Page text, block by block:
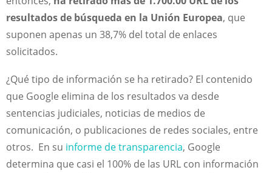
resultados de búsqueda en la Unión Europea, que
suponen apenas un 38,7% del total de enlaces
solicitados.
¿Qué tipo de información se ha retirado? El contenido
que Google elimina de los resultados va desde
sentencias judiciales, noticias de medios de
comunicación, o publicaciones de redes sociales, entre
otros. En su informe de transparencia, Google
determina que casi el 100% de las URL con información